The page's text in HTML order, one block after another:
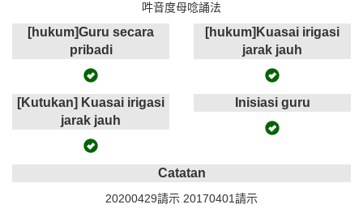
吽音度母唸誦法
[hukum]Guru secara
pribadi
[hukum]Kuasai irigasi
jarak jauh
[Kutukan] Kuasai irigasi
jarak jauh
Inisiasi guru
Catatan
20200429請示 20170401請示